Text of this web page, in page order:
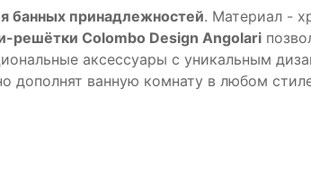
банных принадлежностей. Материал -
решётки Colombo Design Angolari
аксессуары с уникальным
дополнят ванную комнату в любом